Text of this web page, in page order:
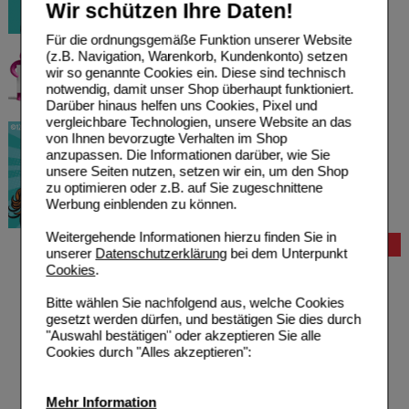
Wir schützen Ihre Daten!
Für die ordnungsgemäße Funktion unserer Website
(z.B. Navigation, Warenkorb, Kundenkonto) setzen
wir so genannte Cookies ein. Diese sind technisch
notwendig, damit unser Shop überhaupt funktioniert.
Darüber hinaus helfen uns Cookies, Pixel und
vergleichbare Technologien, unsere Website an das
von Ihnen bevorzugte Verhalten im Shop
anzupassen. Die Informationen darüber, wie Sie
unsere Seiten nutzen, setzen wir ein, um den Shop
zu optimieren oder z.B. auf Sie zugeschnittene
Werbung einblenden zu können.
Weitergehende Informationen hierzu finden Sie in
unserer Datenschutzerklärungbei dem Unterpunkt
Cookies.
Bitte wählen Sie nachfolgend aus, welche Cookies
gesetzt werden dürfen, und bestätigen Sie dies durch
"Auswahl bestätigen" oder akzeptieren Sie alle
Cookies durch "Alles akzeptieren":
Mehr Information
Bestellung
Zahlungsmöglichkeiten
Rezepte einlösen
Freiumschläge anfordern
Freiumschläge downloaden